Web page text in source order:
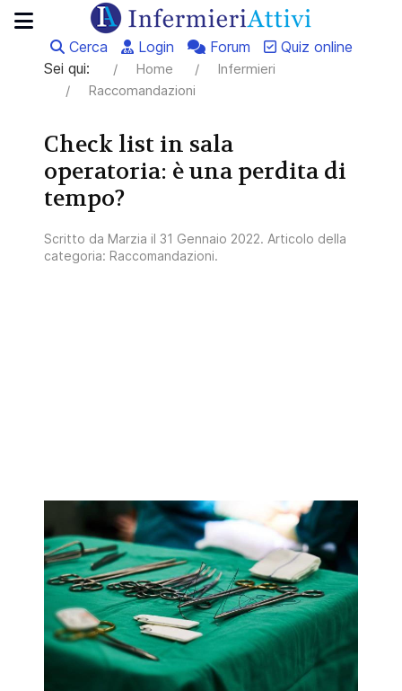
Cerca Login Forum
Quiz online
Sei qui:
Home
Infermieri
Raccomandazioni
Check list in sala
operatoria: è una perdita di
tempo?
Scritto da Marzia il 31 Gennaio 2022. Articolo della
categoria: Raccomandazioni.